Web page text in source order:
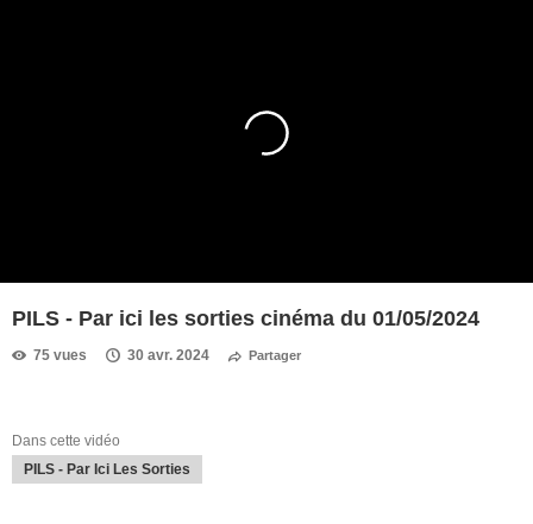
PILS - Par ici les sorties cinéma du 01/05/2024
75 vues 30 avr. 2024 Partager
Dans cette vidéo
PILS - Par Ici Les Sorties